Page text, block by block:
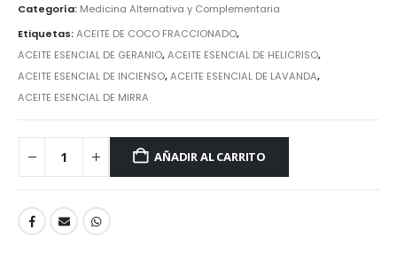
Categoría: Medicina Alternativa y Complementaria
Etiquetas:ACEITE DE COCO FRACCIONADO,
ACEITE ESENCIAL DE GERANIO,ACEITE ESENCIAL DE HELICRISO,
ACEITE ESENCIAL DE INCIENSO,ACEITE ESENCIAL DE LAVANDA,
ACEITE ESENCIAL DE MIRRA
AÑADIR AL CARRITO